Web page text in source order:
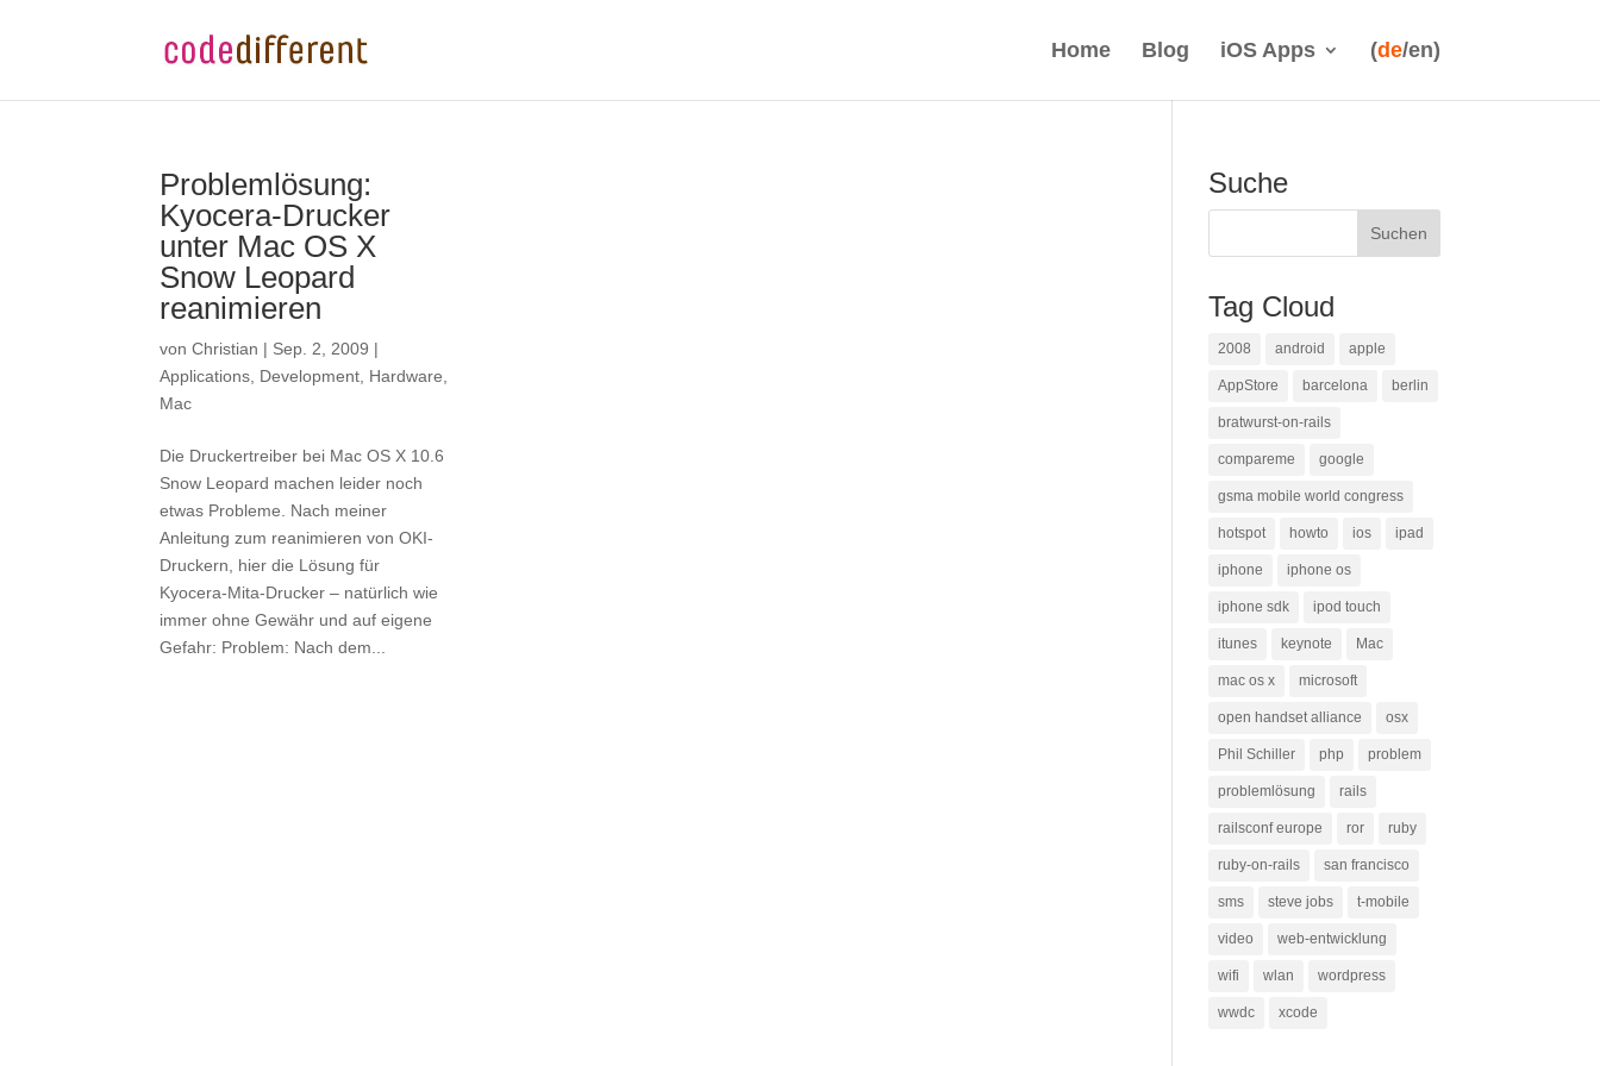
Home Blog iOS Apps (de/en)
Problemlösung:
Kyocera-Drucker
unter Mac OS X
Snow Leopard
reanimieren
vonChristian | Sep. 2, 2009 |
Applications Development Hardware
Mac
Die Druckertreiber bei Mac OS X 10.6
Snow Leopard machen leider noch
etwas Probleme. Nach meiner
Anleitung zum reanimieren von OKI-
Druckern, hier die Lösung für
Kyocera-Mita-Drucker – natürlich wie
immer ohne Gewähr und auf eigene
Gefahr: Problem: Nach dem...
Suche
Tag Cloud
2008 android apple
AppStore barcelona berlin
bratwurst-on-rails
compareme google
gsma mobile world congress
hotspot howto ios ipad
iphone iphone os
iphone sdk ipod touch
itunes keynote Mac
mac os x microsoft
open handset alliance osx
Phil Schiller php problem
problemlösung rails
railsconf europe ror ruby
ruby-on-rails san francisco
sms steve jobs t-mobile
video web-entwicklung
wifi wlan wordpress
wwdc xcode